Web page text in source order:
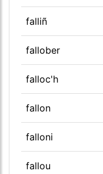
falliñ
fallober
falloc'h
fallon
falloni
fallou